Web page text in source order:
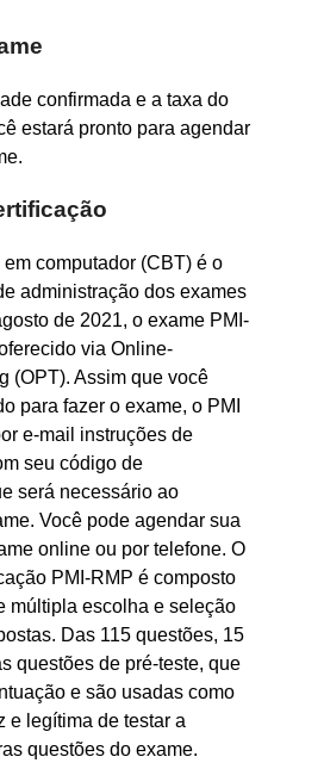
confirmada e a taxa do
estará pronto para agendar
computador (CBT) é o
administração dos exames
de 2021, o exame PMI-
via Online-
(OPT). Assim que você
para fazer o exame, o PMI
e-mail instruções de
seu código de
será necessário ao
Você pode agendar sua
online ou por telefone. O
PMI-RMP é composto
múltipla escolha e seleção
Das 115 questões, 15
questões de pré-teste, que
e são usadas como
e legítima de testar a
questões do exame.